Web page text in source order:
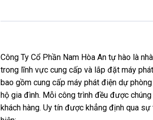
Công Ty Cổ Phần Nam Hòa An tự hào là
trong lĩnh vực cung cấp và lắp đặt máy
bao gồm cung cấp máy phát điện dự
hộ gia đình. Mỗi công trình đều được
khách hàng. Uy tín được khẳng định qua